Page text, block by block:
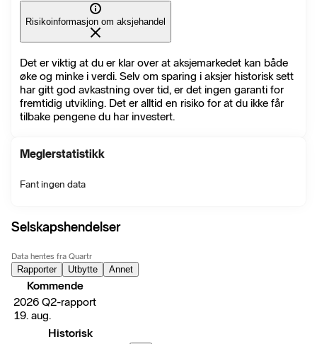
Risikoinformasjon om aksjehandel
Det er viktig at du er klar over at aksjemarkedet kan både
øke og minke i verdi. Selv om sparing i aksjer historisk sett
har gitt god avkastning over tid, er det ingen garanti for
fremtidig utvikling. Det er alltid en risiko for at du ikke får
tilbake pengene du har investert.
Meglerstatistikk
Fant ingen data
Selskapshendelser
Data hentes fra Quartr
Rapporter Utbytte Annet
Kommende
2026 Q2-rapport
19. aug.
Historisk